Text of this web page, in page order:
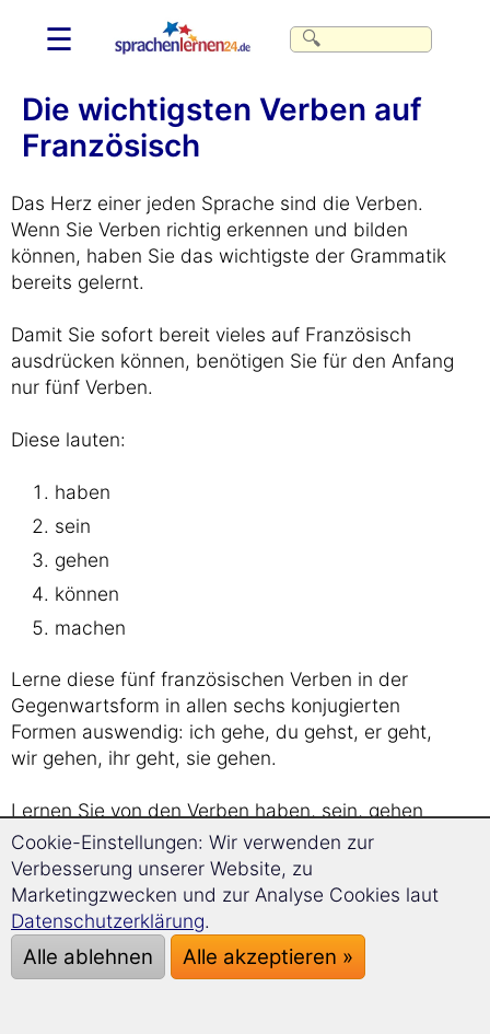
☰
Die wichtigsten Verben auf
Französisch
Das Herz einer jeden Sprache sind die Verben.
Wenn Sie Verben richtig erkennen und bilden
können, haben Sie das wichtigste der Grammatik
bereits gelernt.
Damit Sie sofort bereit vieles auf Französisch
ausdrücken können, benötigen Sie für den Anfang
nur fünf Verben.
Diese lauten:
haben
sein
gehen
können
machen
Lerne diese fünf französischen Verben in der
Gegenwartsform in allen sechs konjugierten
Formen auswendig: ich gehe, du gehst, er geht,
wir gehen, ihr geht, sie gehen.
Lernen Sie von den Verben haben, sein, gehen
und machen zudem die Vergangenheitsform
sowie die Zukunftsform.
Überlegen Sie sich zuerst die Lösung. Klicken
Sie danach die Buttons, um die Lösungen
aufzudecken.
Cookie-Einstellungen: Wir verwenden zur
Verbesserung unserer Website, zu
Marketingzwecken und zur Analyse Cookies laut
Datenschutzerklärung.
Alle ablehnen Alle akzeptieren »